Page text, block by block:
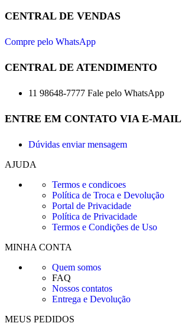
CENTRAL DE VENDAS
Compre pelo WhatsApp
CENTRAL DE ATENDIMENTO
11 98648-7777 Fale pelo WhatsApp
ENTRE EM CONTATO VIA E-MAIL
Dúvidas enviar mensagem
AJUDA
Termos e condicoes
Política de Troca e Devolução
Portal de Privacidade
Política de Privacidade
Termos e Condições de Uso
MINHA CONTA
Quem somos
FAQ
Nossos contatos
Entrega e Devolução
MEUS PEDIDOS